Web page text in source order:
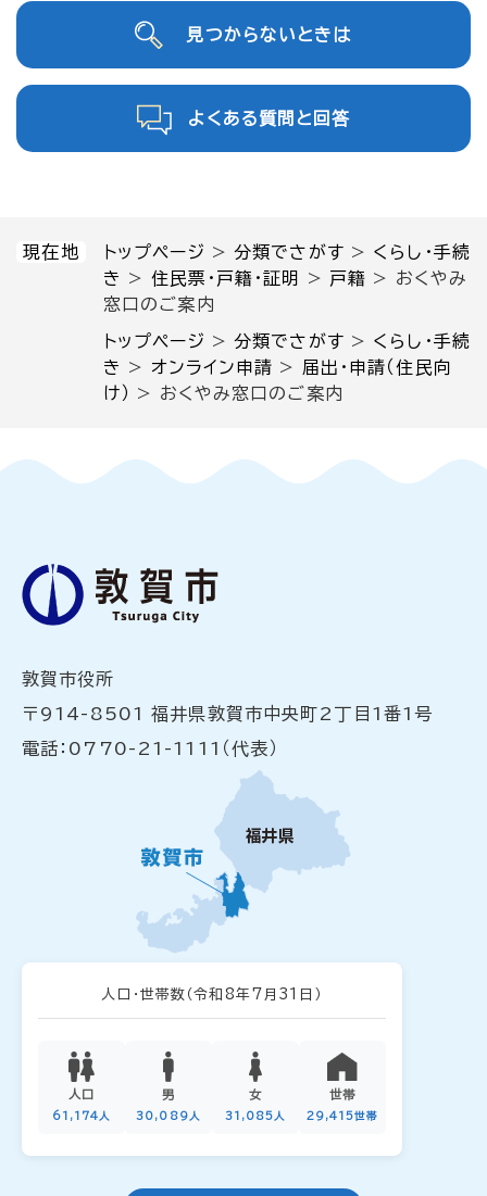
現在地 トップページ >分類でさがす > くらし・手続
き
> 住民票・戸籍・証明 > 戸籍 > おくやみ
窓口のご案内
トップページ >分類でさがす > くらし・手続
き
> オンライン申請 > 届出・申請（住民向
け）
> おくやみ窓口のご案内
見つからないときは
よくある質問と回答
敦賀市役所
〒914-8501 福井県敦賀市中央町2丁目1番1号
電話：0770-21-1111（代表）
人口・世帯数 （令和8年7月31日）
人口
61,174人
男
30,089人
女
31,085人
世帯
29,415世帯